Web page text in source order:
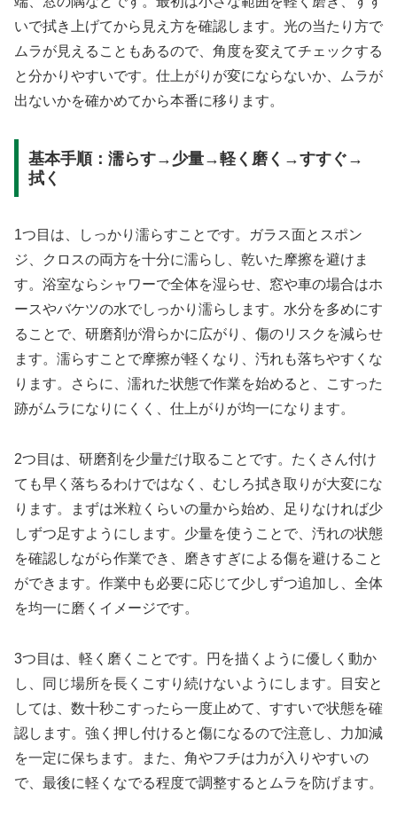
いで拭き上げてから見え方を確認します。光の当たり方で
ムラが見えることもあるので、角度を変えてチェックする
と分かりやすいです。仕上がりが変にならないか、ムラが
出ないかを確かめてから本番に移ります。
基本手順：濡らす→少量→軽く磨く→すすぐ→
拭く
1つ目は、しっかり濡らすことです。ガラス面とスポン
ジ、クロスの両方を十分に濡らし、乾いた摩擦を避けま
す。浴室ならシャワーで全体を湿らせ、窓や車の場合はホ
ースやバケツの水でしっかり濡らします。水分を多めにす
ることで、研磨剤が滑らかに広がり、傷のリスクを減らせ
ます。濡らすことで摩擦が軽くなり、汚れも落ちやすくな
ります。さらに、濡れた状態で作業を始めると、こすった
跡がムラになりにくく、仕上がりが均一になります。
2つ目は、研磨剤を少量だけ取ることです。たくさん付け
ても早く落ちるわけではなく、むしろ拭き取りが大変にな
ります。まずは米粒くらいの量から始め、足りなければ少
しずつ足すようにします。少量を使うことで、汚れの状態
を確認しながら作業でき、磨きすぎによる傷を避けること
ができます。作業中も必要に応じて少しずつ追加し、全体
を均一に磨くイメージです。
3つ目は、軽く磨くことです。円を描くように優しく動か
し、同じ場所を長くこすり続けないようにします。目安と
しては、数十秒こすったら一度止めて、すすいで状態を確
認します。強く押し付けると傷になるので注意し、力加減
を一定に保ちます。また、角やフチは力が入りやすいの
で、最後に軽くなでる程度で調整するとムラを防げます。